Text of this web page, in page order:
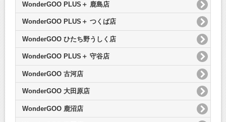
WonderGOO PLUS＋ 鹿島店
WonderGOO PLUS＋ つくば店
WonderGOO ひたち野うしく店
WonderGOO PLUS＋ 守谷店
WonderGOO 古河店
WonderGOO 大田原店
WonderGOO 鹿沼店